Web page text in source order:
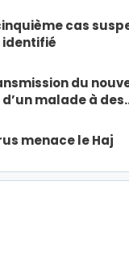
cas
du
malade à
menace le Haj